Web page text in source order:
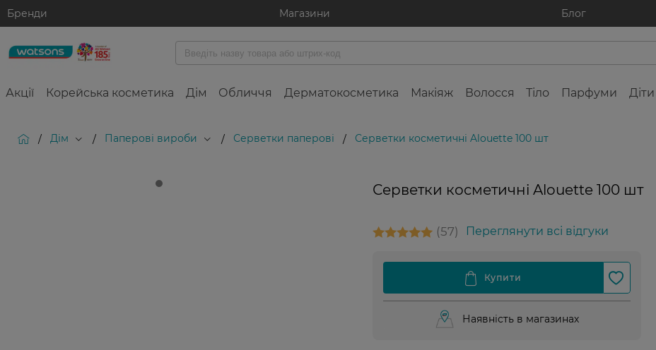
Бренди Магазини Блог
Акції Корейська косметика Дім Обличчя Дерматокосметика Макіяж Волосся Тіло Парфуми Діти
/ Дім / Паперові вироби / Серветки паперові / Серветки косметичні Alouette 100 шт
Серветки косметичні Alouette 100 шт
57 Переглянути всі відгуки
Наявність в магазинах